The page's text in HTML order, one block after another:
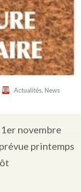
Actualités, News
novembre
printemps